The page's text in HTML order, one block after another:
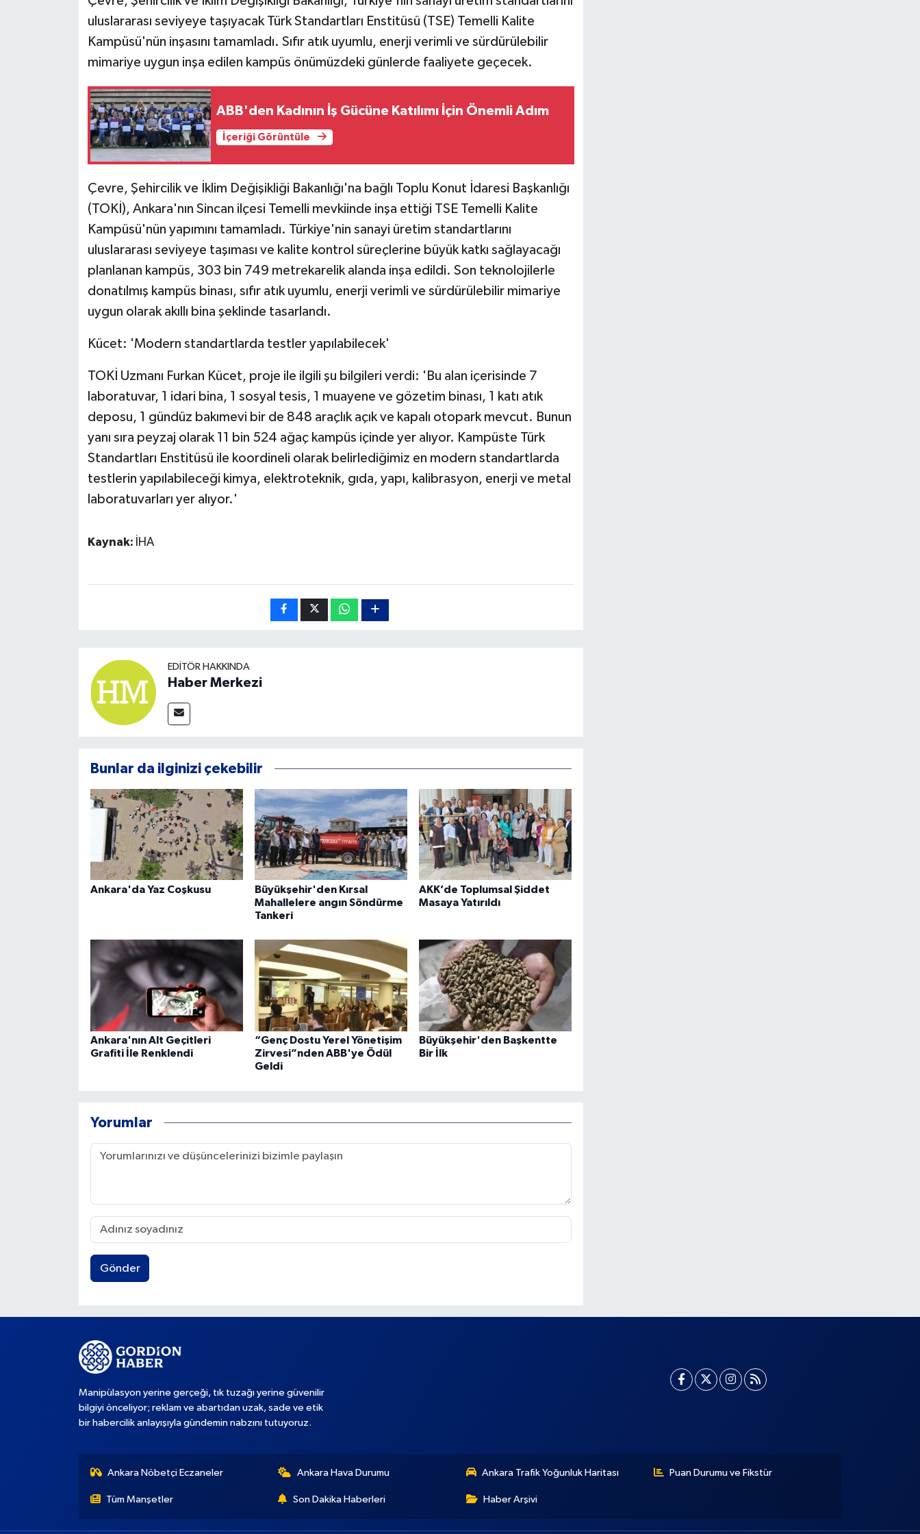
uluslararası seviyeye taşıyacak Türk Standartları Enstitüsü (TSE) Temelli Kalite
Kampüsü'nün inşasını tamamladı. Sıfır atık uyumlu, enerji verimli ve sürdürülebilir
mimariye uygun inşa edilen kampüs önümüzdeki günlerde faaliyete geçecek.
ABB'den Kadının İş Gücüne Katılımı İçin Önemli Adım
İçeriği Görüntüle
Çevre, Şehircilik ve İklim Değişikliği Bakanlığı'na bağlı Toplu Konut İdaresi Başkanlığı
(TOKİ), Ankara'nın Sincan ilçesi Temelli mevkiinde inşa ettiği TSE Temelli Kalite
Kampüsü'nün yapımını tamamladı. Türkiye'nin sanayi üretim standartlarını
uluslararası seviyeye taşıması ve kalite kontrol süreçlerine büyük katkı sağlayacağı
planlanan kampüs, 303 bin 749 metrekarelik alanda inşa edildi. Son teknolojilerle
donatılmış kampüs binası, sıfır atık uyumlu, enerji verimli ve sürdürülebilir mimariye
uygun olarak akıllı bina şeklinde tasarlandı.
Kücet: 'Modern standartlarda testler yapılabilecek'
TOKİ Uzmanı Furkan Kücet, proje ile ilgili şu bilgileri verdi: 'Bu alan içerisinde 7
laboratuvar, 1 idari bina, 1 sosyal tesis, 1 muayene ve gözetim binası, 1 katı atık
deposu, 1 gündüz bakımevi bir de 848 araçlık açık ve kapalı otopark mevcut. Bunun
yanı sıra peyzaj olarak 11 bin 524 ağaç kampüs içinde yer alıyor. Kampüste Türk
Standartları Enstitüsü ile koordineli olarak belirlediğimiz en modern standartlarda
testlerin yapılabileceği kimya, elektroteknik, gıda, yapı, kalibrasyon, enerji ve metal
laboratuvarları yer alıyor.'
Kaynak: İHA
EDITÖR HAKKINDA
Haber Merkezi
Bunlar da ilginizi çekebilir
Ankara'da Yaz Coşkusu
Büyükşehir'den Kırsal
Mahallelere angın Söndürme
Tankeri
AKK’de Toplumsal Şiddet
Masaya Yatırıldı
Ankara'nın Alt Geçitleri
Grafiti İle Renklendi
“Genç Dostu Yerel Yönetişim
Zirvesi”nden ABB'ye Ödül
Geldi
Büyükşehir'den Başkentte
Bir İlk
Yorumlar
Gönder
Manipülasyon yerine gerçeği, tık tuzağı yerine güvenilir
bilgiyi önceliyor; reklam ve abartıdan uzak, sade ve etik
bir habercilik anlayışıyla gündemin nabzını tutuyoruz.
Ankara Nöbetçi Eczaneler Ankara Hava Durumu Ankara Trafik Yoğunluk Haritası Puan Durumu ve Fikstür
Tüm Manşetler Son Dakika Haberleri Haber Arşivi